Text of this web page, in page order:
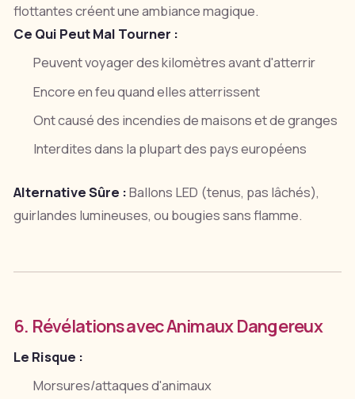
flottantes créent une ambiance magique.
Ce Qui Peut Mal Tourner :
Peuvent voyager des kilomètres avant d'atterrir
Encore en feu quand elles atterrissent
Ont causé des incendies de maisons et de granges
Interdites dans la plupart des pays européens
Alternative Sûre :Ballons LED (tenus, pas lâchés),
guirlandes lumineuses, ou bougies sans flamme.
6. Révélations avec Animaux Dangereux
Le Risque :
Morsures/attaques d'animaux